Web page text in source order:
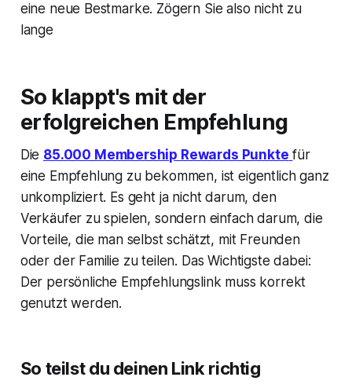
eine neue Bestmarke. Zögern Sie also nicht zu
lange
So klappt's mit der
erfolgreichen Empfehlung
Die 85.000 Membership Rewards Punkte für
eine Empfehlung zu bekommen, ist eigentlich ganz
unkompliziert. Es geht ja nicht darum, den
Verkäufer zu spielen, sondern einfach darum, die
Vorteile, die man selbst schätzt, mit Freunden
oder der Familie zu teilen. Das Wichtigste dabei:
Der persönliche Empfehlungslink muss korrekt
genutzt werden.
So teilst du deinen Link richtig